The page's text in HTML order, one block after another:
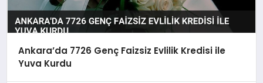
Ankara’da 7726 Genç Faizsiz Evlilik Kredisi ile
Yuva Kurdu